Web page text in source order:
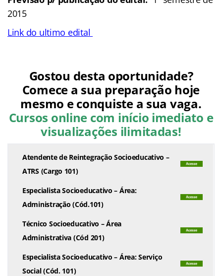
2015
Link do ultimo edital
Gostou desta oportunidade?
Comece a sua preparação hoje
mesmo e conquiste a sua vaga.
Cursos online com início imediato e
visualizações ilimitadas!
Atendente de Reintegração Socioeducativo –
ATRS (Cargo 101)
Especialista Socioeducativo – Área:
Administração (Cód.101)
Técnico Socioeducativo – Área
Administrativa (Cód 201)
Especialista Socioeducativo – Área: Serviço
Social (Cód. 101)